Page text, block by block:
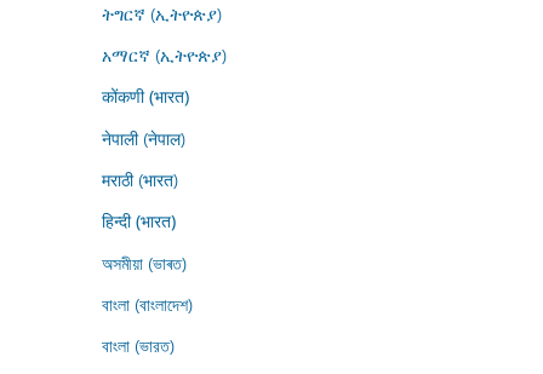
ትግርኛ (ኢትዮጵያ)
አማርኛ (ኢትዮጵያ)
कोंकणी (भारत)
नेपाली (नेपाल)
मराठी (भारत)
हिन्दी (भारत)
অসমীয়া (ভাৰত)
বাংলা (বাংলাদেশ)
বাংলা (ভারত)